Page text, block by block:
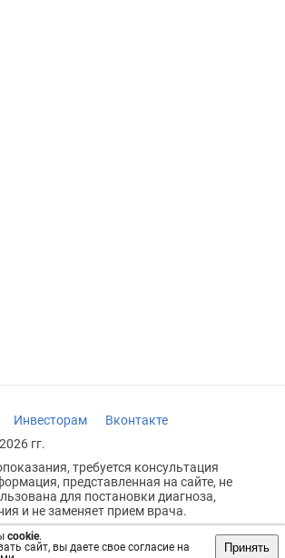
cookie.
сайт, вы даете свое согласие на
Принять
Инвесторам
Вконтакте
гг.
требуется консультация
представленная на сайте, не
для постановки диагноза,
и не заменяет прием врача.
18+